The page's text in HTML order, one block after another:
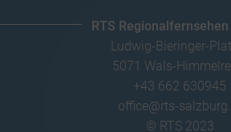
RTS Regionalfernsehen
Ludwig-Bieringer-
5071 Wals-
+43 662 630945
office@rts-
© RTS 2023